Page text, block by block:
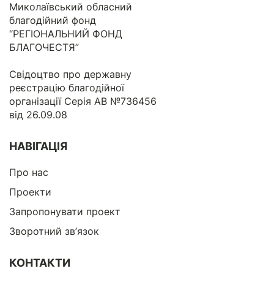
Миколаївський обласний
благодійний фонд
“РЕГІОНАЛЬНИЙ ФОНД
БЛАГОЧЕСТЯ”
Свідоцтво про державну
реєстрацію благодійної
організації Серія АВ №736456
від 26.09.08
НАВІГАЦІЯ
Про нас
Проекти
Запропонувати проект
Зворотний зв’язок
КОНТАКТИ